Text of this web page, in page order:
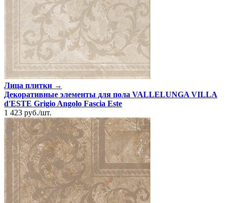
Лица плитки →
Декоративные элементы для пола VALLELUNGA VILLA
d'ESTE Grigio Angolo Fascia Este
1 423 руб./шт.